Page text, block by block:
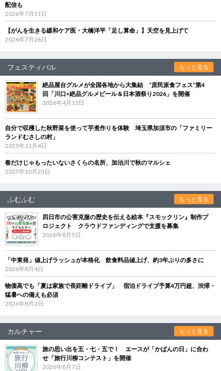
配信も
2026年7月31日
【がんを生きる緩和ケア医・大橋洋平「足し算命」】天空を見上げて
2026年7月28日
フェスティバル もっと見る
絶品屋台グルメが全国各地から大集結 “庶民派食フェス”第4
回「川口×絶品グルメビール＆日本酒祭り2026」を開催
2026年4月15日
自分で収穫した秋野菜を使って芋煮作りを体験 埼玉県加須市の「ファミリー
ランドむさしの村」
2025年11月4日
春だけじゃもったいないさくらの名所、加治川で秋のマルシェ
2025年10月23日
ふむふむ もっと見る
四日市の公害克服の歴史を伝える絵本『スモックリン』制作プ
ロジェクト クラウドファンディングで支援を募集
2026年8月5日
「中東発」値上げラッシュが本格化 飲食料品値上げ、約3年ぶりの多さに
2026年8月4日
物価高でも「夏は家族で長距離ドライブ」 宿泊ドライブ予算4万円超、渋滞・
猛暑への備えも必須
2026年8月3日
カルチャー もっと見る
旅の思い出を五・七・五で！ エースが「かばんの日」に合わ
せ「旅行川柳コンテスト」を開催
2026年8月7日